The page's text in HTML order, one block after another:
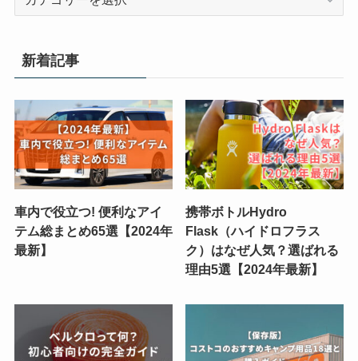
リ
ー
新着記事
車内で役立つ! 便利なアイ
テム総まとめ65選【2024年
最新】
携帯ボトルHydro
Flask（ハイドロフラス
ク）はなぜ人気？選ばれる
理由5選【2024年最新】